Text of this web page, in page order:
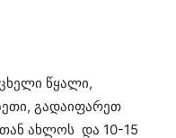
წყალი,
გადაიფარეთ
ახლოს და 10-15